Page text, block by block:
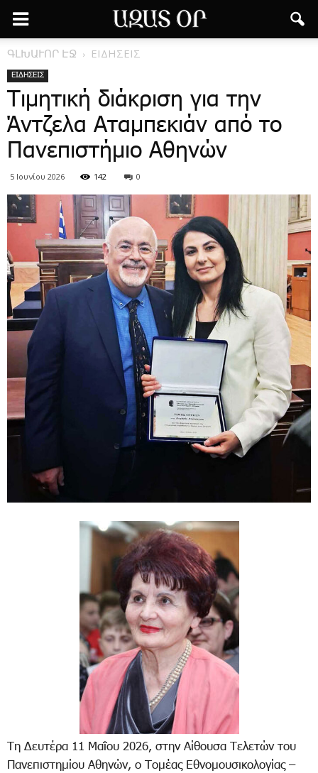
ԳԼԽԱՒՈՐ ԷՋ ΕΙΔΗΣΕΙΣ
ΕΙΔΗΣΕΙΣ
Τιμητική διάκριση για την
Άντζελα Αταμπεκιάν από το
Πανεπιστήμιο Αθηνών
5 Ιουνίου 2026 142 0
Τη Δευτέρα 11 Μαΐου 2026, στην Αίθουσα Τελετών του
Πανεπιστημίου Αθηνών, ο Τομέας Εθνομουσικολογίας –